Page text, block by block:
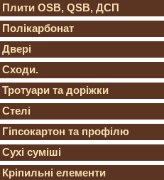
Плити OSB, QSB, ДСП
Полікарбонат
Двері
Сходи.
Тротуари та доріжки
Стелі
Гіпсокартон та профілю
Сухі суміші
Кріпильні елементи